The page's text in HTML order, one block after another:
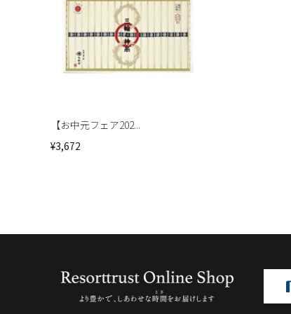
【お中元フェア202...
¥3,672